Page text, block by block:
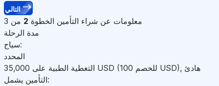
التالي
معلومات عن شراء التأمين الخطوة 2 من 3
مدة الرحلة
سياح:
المحدد
التغطية الطبية على 35,000 USD USD), هادئ
التأمين يشمل: